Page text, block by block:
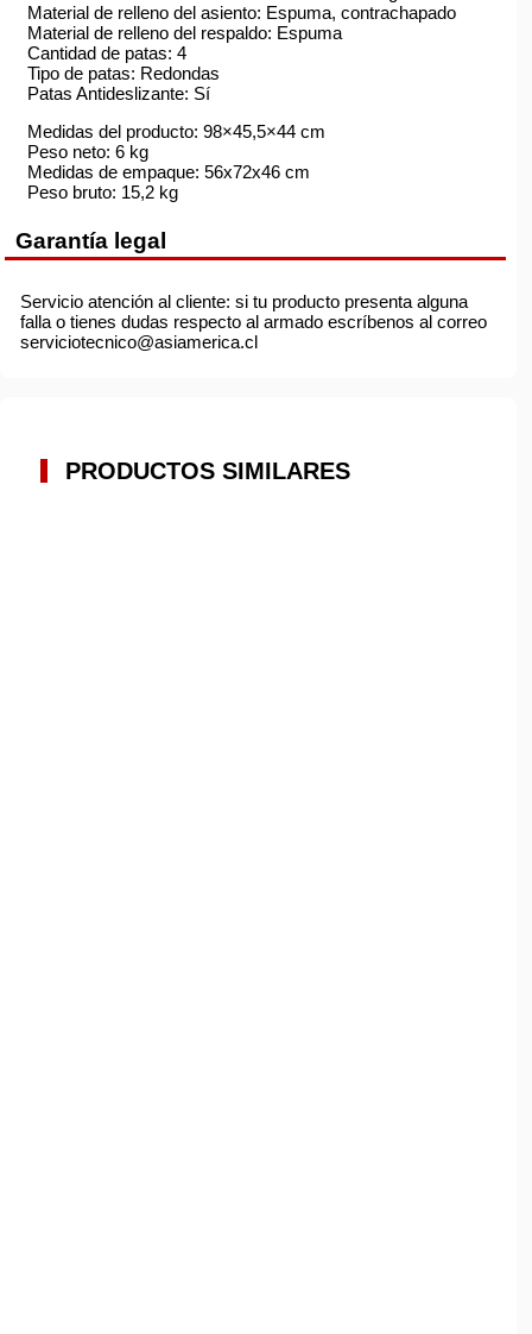
Material de relleno del asiento: Espuma, contrachapado
Material de relleno del respaldo: Espuma
Cantidad de patas: 4
Tipo de patas: Redondas
Patas Antideslizante: Sí
Medidas del producto: 98×45,5×44 cm
Peso neto: 6 kg
Medidas de empaque: 56x72x46 cm
Peso bruto: 15,2 kg
Garantía legal
Servicio atención al cliente: si tu producto presenta alguna
falla o tienes dudas respecto al armado escríbenos al correo
serviciotecnico@asiamerica.cl
PRODUCTOS SIMILARES